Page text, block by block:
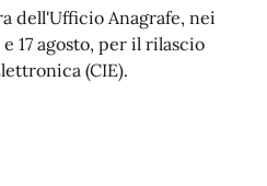
dell'Ufficio Anagrafe, nei
17 agosto, per il rilascio
(CIE).